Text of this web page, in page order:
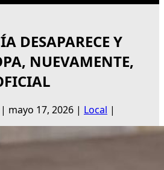
DESAPARECE Y
NUEVAMENTE,
| mayo 17, 2026 | Local |